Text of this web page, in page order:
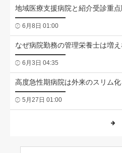
地域医療支援病院と紹介受診重
6月8日 01:00
なぜ病院勤務の管理栄養士は増
6月3日 04:35
高度急性期病院は外来のスリム化
5月27日 01:00